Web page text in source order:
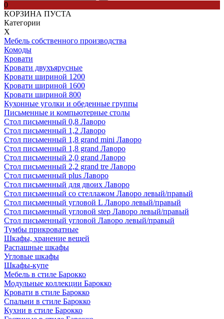
0
КОРЗИНА ПУСТА
Категории
Х
Мебель собственного производства
Комоды
Кровати
Кровати двухъярусные
Кровати шириной 1200
Кровати шириной 1600
Кровати шириной 800
Кухонные уголки и обеденные группы
Письменные и компьютерные столы
Стол письменный 0,8 Лаворо
Стол письменный 1,2 Лаворо
Стол письменный 1,8 grand mini Лаворо
Стол письменный 1,8 grand Лаворо
Стол письменный 2,0 grand Лаворо
Стол письменный 2,2 grand tre Лаворо
Стол письменный plus Лаворо
Стол письменный для двоих Лаворо
Стол письменный со стеллажом Лаворо левый/правый
Стол письменный угловой L Лаворо левый/правый
Стол письменный угловой step Лаворо левый/правый
Стол письменный угловой Лаворо левый/правый
Тумбы прикроватные
Шкафы, хранение вещей
Распашные шкафы
Угловые шкафы
Шкафы-купе
Мебель в стиле Барокко
Модульные коллекции Барокко
Кровати в стиле Барокко
Спальни в стиле Барокко
Кухни в стиле Барокко